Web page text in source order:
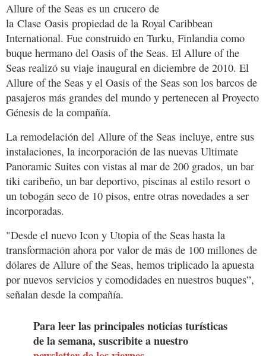
Allure of the Seas es un crucero de
la Clase Oasis propiedad de la Royal Caribbean
International. Fue construido en Turku, Finlandia como
buque hermano del Oasis of the Seas. El Allure of the
Seas realizó su viaje inaugural en diciembre de 2010. El
Allure of the Seas y el Oasis of the Seas son los barcos de
pasajeros más grandes del mundo y pertenecen al Proyecto
Génesis de la compañía.
La remodelación del Allure of the Seas incluye, entre sus
instalaciones, la incorporación de las nuevas Ultimate
Panoramic Suites con vistas al mar de 200 grados, un bar
tiki caribeño, un bar deportivo, piscinas al estilo resort o
un tobogán seco de 10 pisos, entre otras novedades a ser
incorporadas.
"Desde el nuevo Icon y Utopia of the Seas hasta la
transformación ahora por valor de más de 100 millones de
dólares de Allure of the Seas, hemos triplicado la apuesta
por nuevos servicios y comodidades en nuestros buques”,
señalan desde la compañía.
Para leer las principales noticias turísticas
de la semana, suscribite a nuestro